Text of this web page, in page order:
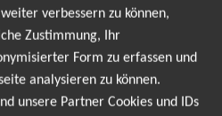
anmelden und
mehr verpassen!
erscheinenden Newsletter
verbessern zu können,
Zustimmung, Ihr
Form zu erfassen und
analysieren zu können.
unsere Partner Cookies und IDs